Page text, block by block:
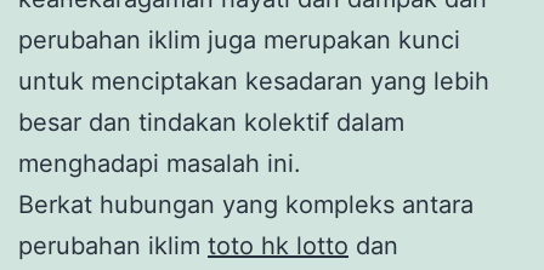
perubahan iklim juga merupakan kunci
untuk menciptakan kesadaran yang lebih
besar dan tindakan kolektif dalam
menghadapi masalah ini.
Berkat hubungan yang kompleks antara
perubahan iklim toto hk lotto dan